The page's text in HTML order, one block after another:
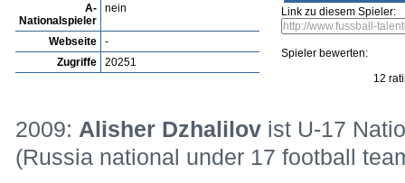
A-
Nationalspieler
nein
Webseite
-
Zugriffe
20251
Link zu diesem Spieler:
Spieler bewerten:
12
2009: Alisher Dzhalilov ist U-17
(Russia national under 17 football